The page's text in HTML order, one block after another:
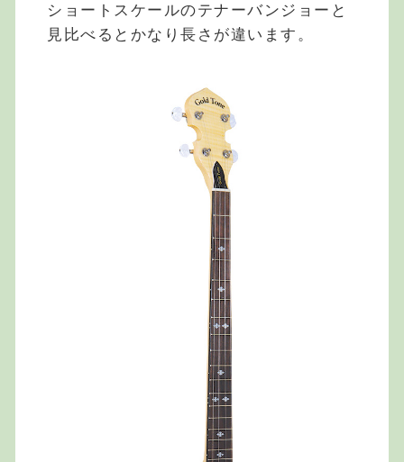
ショートスケールのテナーバンジョーと
見比べるとかなり長さが違います。